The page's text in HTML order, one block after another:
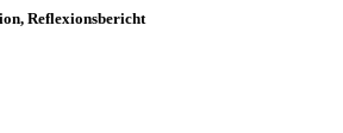
Reflexionsbericht